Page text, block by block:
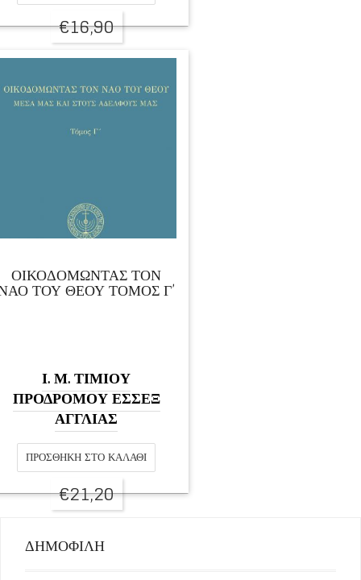
€16,90
ΟΙΚΟΔΟΜΩΝΤΑΣ ΤΟΝ
ΤΟΥ ΘΕΟΥ ΤΟΜΟΣ Γ’
Ι. Μ. ΤΙΜΙΟΥ
ΠΡΟΔΡΟΜΟΥ ΕΣΣΕΞ
ΑΓΓΛΙΑΣ
ΠΡΟΣΘΉΚΗ ΣΤΟ ΚΑΛΆΘΙ
€21,20
ΔΗΜΟΦΙΛΗ